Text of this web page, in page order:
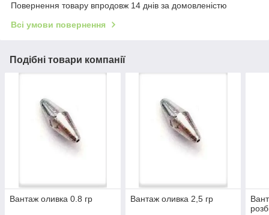
Повернення товару впродовж 14 днів за домовленістю
Всі умови повернення
Подібні товари компанії
Вантаж оливка 0.8 гр Вантаж оливка 2,5 гр